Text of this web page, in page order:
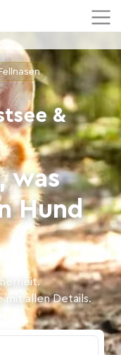
&
, was
Hund
mit allen Details.